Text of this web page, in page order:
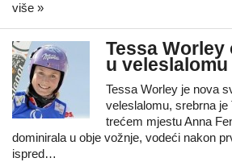
više »
Tessa
u veleslalomu
Tessa Worley je nova
veleslalomu, srebrna
trećem mjestu Anna
dominirala u obje vožnje, vodeći nakon
ispred…